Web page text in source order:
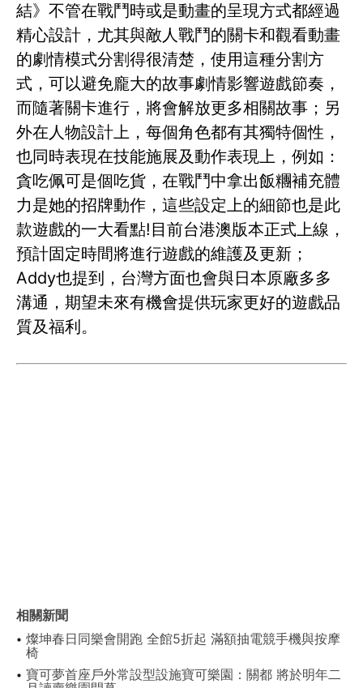
結》不管在戰鬥時或是動畫的呈現方式都經過
精心設計，尤其與敵人戰鬥的關卡和觀看動畫
的劇情模式分割得很清楚，使用這種分割方
式，可以避免龐大的故事劇情影響遊戲節奏，
而隨著關卡進行，將會解放更多相關故事；另
外在人物設計上，每個角色都有其獨特個性，
也同時表現在技能施展及動作表現上，例如：
貪吃佩可是個吃貨，在戰鬥中拿出飯糰補充體
力是她的招牌動作，這些設定上的細節也是此
款遊戲的一大看點!目前台港澳版本正式上線，
預計固定時間將進行遊戲的維護及更新；
Addy也提到，台灣方面也會與日本原廠多多
溝通，期望未來有機會提供玩家更好的遊戲品
質及福利。
相關新聞
燦坤春日同樂會開跑 全館5折起 滿額抽電競手機與按摩
椅
寶可夢首座戶外常設型設施寶可樂園：關都 將於明年二